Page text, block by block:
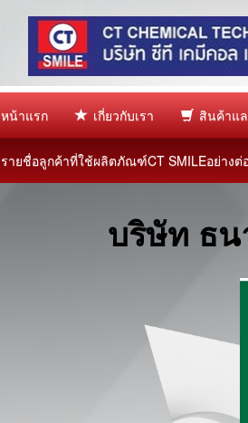
หน้าแรก เกี่ยวกับเรา สินค้าแ
รายชื่อลูกค้าที่ใช้ผลิตภัณฑ์CT SMILEอย่างต่
บริษัท ธน